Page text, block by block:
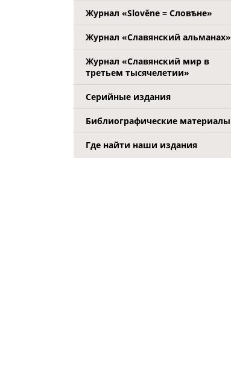
Журнал «Slověne = Словѣне»
Журнал «Славянский альманах»
Журнал «Славянский мир в
третьем тысячелетии»
Серийные издания
Библиографические материалы
Где найти наши издания